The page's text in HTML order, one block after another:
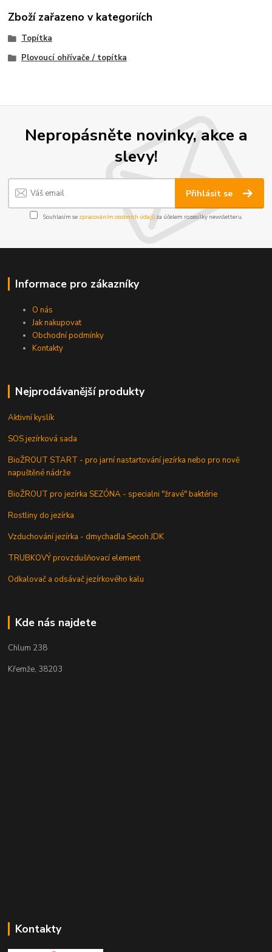
Zboží zařazeno v kategoriích
Topítka
Plovoucí ohřívače / topítka
Nepropásněte novinky, akce a
slevy!
Přihlásit se
Souhlasím se zpracováním osobních údajůza účelem rozesílky newsletteru.
Informace pro zákazníky
O nás
Jak nakupovat
Obchodní podmínky
Kontakty
Nejprodávanější produkty
Aktivní kyslík
SOS jezírková sada
BioŽROUT START - pro jarní nastartování jezírka nebo pro nově
napuštěné nádrže
BioŽROUT pro jezírka SEZÓNA - specialni "žravé" baktérie
Rostliny do jezírka
Vzduchování jezírka - dmychadla Secoh JDK
TRUBKOVÝ provzdušňovací element
Odkalovač a odsávač jezírkového kalu
Kde nás najdete
Chlum 238
Křemže, 38203
Kontakty